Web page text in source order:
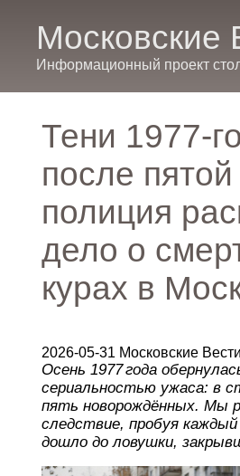
Московские
Информационный проект
Тени
после
полиция
дело о
курах в
2026-05-31 Московские Вести
Осень 1977 года
сериальностью ужаса: в
пять новорождённых. Мы
следствие, пробуя
дошло до ловушки,